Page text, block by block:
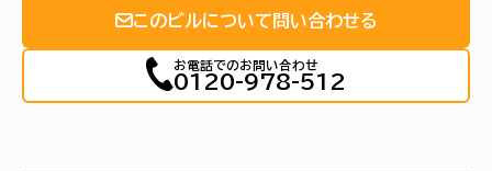
このビルについて問い合わせる
お電話でのお問い合わせ
0120-978-512